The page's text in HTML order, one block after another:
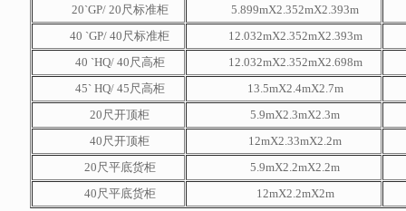
20`GP/ 20尺标准柜
5.899mX2.352mX2.393m
40 `GP/ 40尺标准柜
12.032mX2.352mX2.393m
40 `HQ/ 40尺高柜
12.032mX2.352mX2.698m
45` HQ/ 45尺高柜
13.5mX2.4mX2.7m
20尺开顶柜
5.9mX2.3mX2.3m
40尺开顶柜
12mX2.33mX2.2m
20尺平底货柜
5.9mX2.2mX2.2m
40尺平底货柜
12mX2.2mX2m